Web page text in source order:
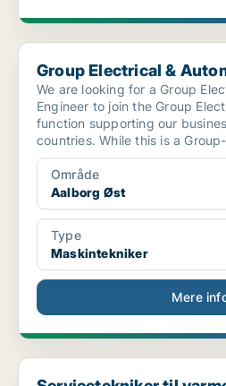
Group Electrical & Automation
Group Electrical &
We are looking for a Group
Engineer to join the Group
function supporting our
countries. While this is a
Område
Aalborg Øst
Type
Maskintekniker
Mere
Servicetekniker til varmepumper i